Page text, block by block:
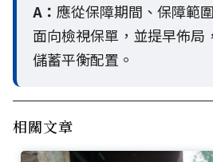
A： 應從保障期間、保障範
面向檢視保單，並提早佈局
儲蓄平衡配置。
相關文章